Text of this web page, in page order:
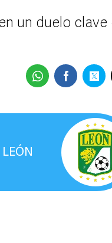
un duelo clave
LEÓN